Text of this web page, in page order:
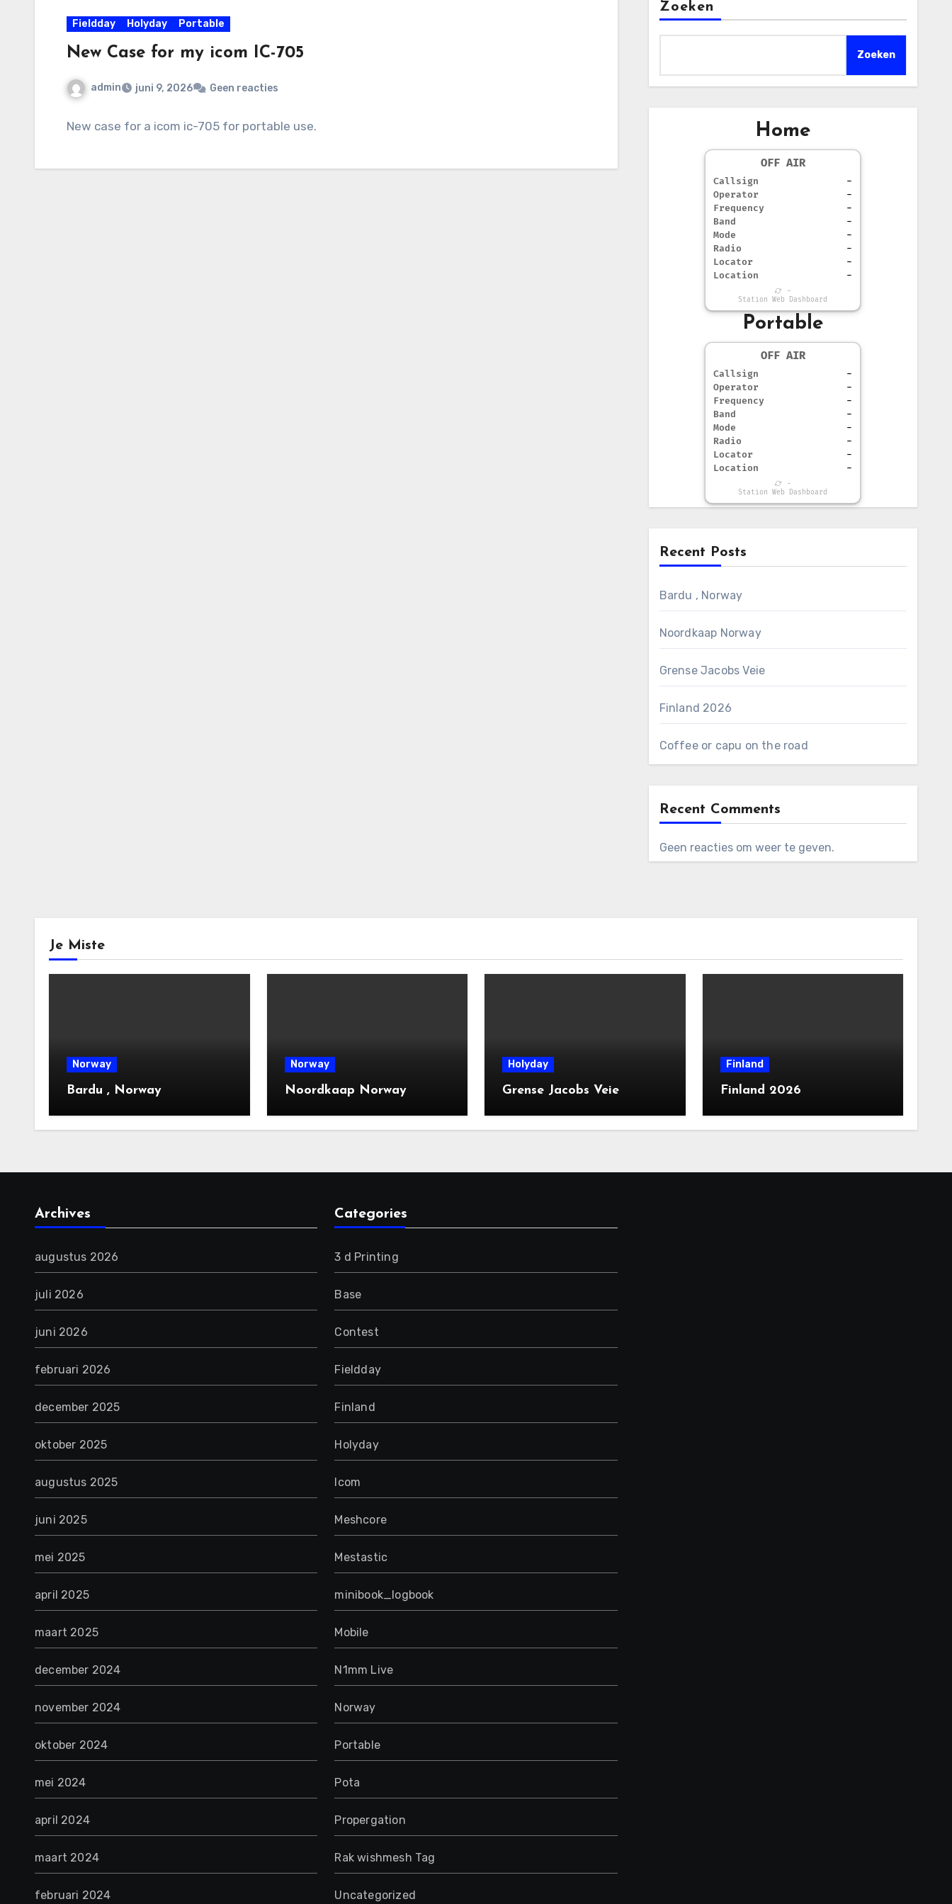
Fieldday Holyday Portable
New Case for my icom IC-705
admin juni 9, 2026 Geen reacties
New case for a icom ic-705 for portable use.
Zoeken
Zoeken
Home
OFF AIR
Callsign
-
Operator
-
Frequency
-
Band
-
Mode
-
Radio
-
Locator
-
Location
-
-
Station Web Dashboard
Portable
OFF AIR
Callsign
-
Operator
-
Frequency
-
Band
-
Mode
-
Radio
-
Locator
-
Location
-
-
Station Web Dashboard
Recent Posts
Bardu , Norway
Noordkaap Norway
Grense Jacobs Veie
Finland 2026
Coffee or capu on the road
Recent Comments
Geen reacties om weer te geven.
Je Miste
Norway
Bardu , Norway
Norway
Noordkaap Norway
Holyday
Grense Jacobs Veie
Finland
Finland 2026
Archives
augustus 2026
juli 2026
juni 2026
februari 2026
december 2025
oktober 2025
augustus 2025
juni 2025
mei 2025
april 2025
maart 2025
december 2024
november 2024
oktober 2024
mei 2024
april 2024
maart 2024
februari 2024
Categories
3 d Printing
Base
Contest
Fieldday
Finland
Holyday
Icom
Meshcore
Mestastic
minibook_logbook
Mobile
N1mm Live
Norway
Portable
Pota
Propergation
Rak wishmesh Tag
Uncategorized